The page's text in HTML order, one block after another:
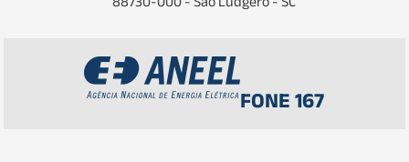
FONE 167